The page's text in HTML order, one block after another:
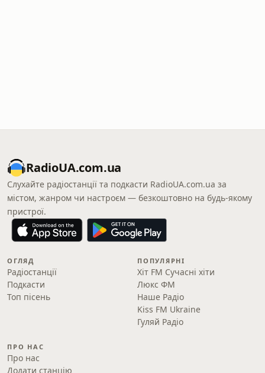
RadioUA.com.ua
Слухайте радіостанції та подкасти RadioUA.com.ua за
містом, жанром чи настроєм — безкоштовно на будь-якому
пристрої.
ОГЛЯД
Радіостанції
Подкасти
Топ пісень
ПОПУЛЯРНІ
Хіт FM Сучасні хіти
Люкс ФМ
Наше Радіо
Kiss FM Ukraine
Гуляй Радіо
ПРО НАС
Про нас
Додати станцію